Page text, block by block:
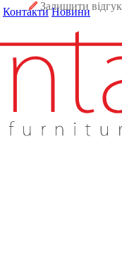
Контакти Новини
Залишити відгук